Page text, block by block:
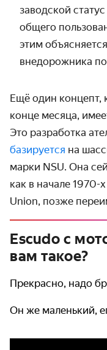
заводской
общего
этим
внедорожника
Ещё один концепт,
конце месяца,
Это разработка
базируется на
марки NSU. Она
как в начале 1970-
Union, позже
Escudo с
вам такое?
Прекрасно, надо
Он же маленький,